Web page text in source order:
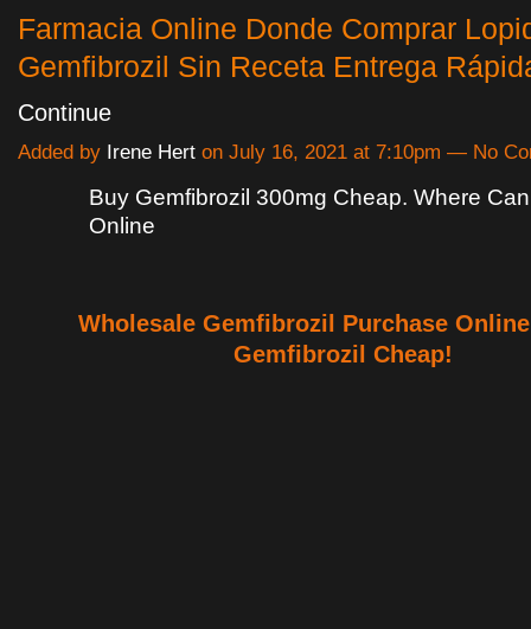
Farmacia Online Donde Comprar
Gemfibrozil Sin Receta Entrega
Continue
Added by Irene Hert on July 16, 2021 at 7:10pm — No
Buy Gemfibrozil 300mg Cheap. Where
Online
Wholesale Gemfibrozil Purchase
Gemfibrozil Cheap!